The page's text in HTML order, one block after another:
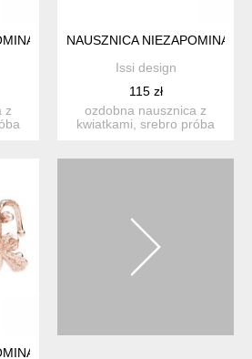
- SREBRO 925
z
NAUSZNICA
Issi design
115 zł
ozdobna nausznica z
kwiatkami, srebro próba
- RÓŻOWE ZŁOTO 18K